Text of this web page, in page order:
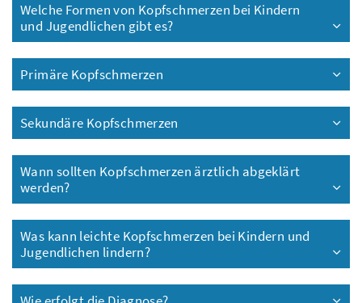
Welche Formen von Kopfschmerzen bei Kindern
und Jugendlichen gibt es?
Primäre Kopfschmerzen
Sekundäre Kopfschmerzen
Wann sollten Kopfschmerzen ärztlich abgeklärt
werden?
Was kann leichte Kopfschmerzen bei Kindern und
Jugendlichen lindern?